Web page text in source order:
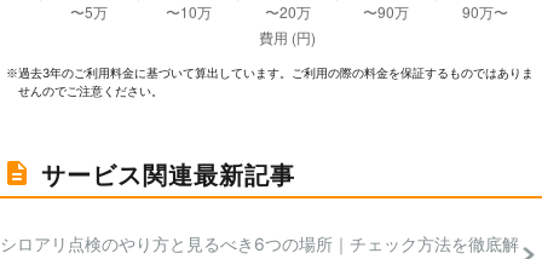
※過去3年のご利⽤料⾦に基づいて算出しています。ご利⽤の際の料⾦を保証するものではありま
せんのでご注意ください。
サービス関連最新記事
シロアリ点検のやり方と見るべき6つの場所｜チェック方法を徹底解